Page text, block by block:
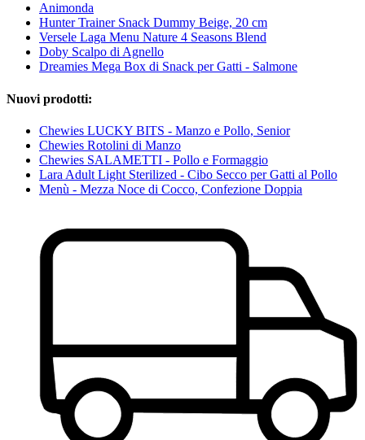
Animonda
Hunter Trainer Snack Dummy Beige, 20 cm
Versele Laga Menu Nature 4 Seasons Blend
Doby Scalpo di Agnello
Dreamies Mega Box di Snack per Gatti - Salmone
Nuovi prodotti:
Chewies LUCKY BITS - Manzo e Pollo, Senior
Chewies Rotolini di Manzo
Chewies SALAMETTI - Pollo e Formaggio
Lara Adult Light Sterilized - Cibo Secco per Gatti al Pollo
Menù - Mezza Noce di Cocco, Confezione Doppia